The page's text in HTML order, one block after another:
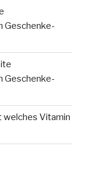
Geschenke-
Geschenke-
welches Vitamin